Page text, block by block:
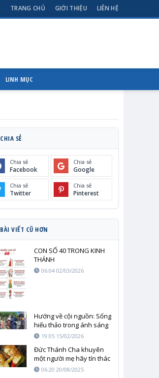
TRANG CHỦ GIỚI THIỆU LIÊN HỆ
LINH MỤC
CHIA SẺ
Chia sẻ
Facebook
Chia sẻ
Google
Chia sẻ
Twitter
Chia sẻ
Pinterest
BÀI VIẾT CŨ HƠN
CON SỐ 40 TRONG KINH
THÁNH
06:04 02/03/2026
Hướng về cội nguồn: Sống
hiếu thảo trong ánh sáng
đức tin
19:05 15/02/2026
Đức Thánh Cha khuyên
một người mẹ hãy tín thác
nơi Đức Maria để vượt
06:20 20/08/2025